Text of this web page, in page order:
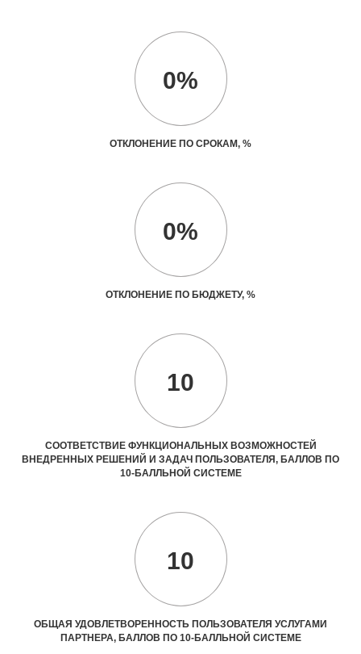
0%
ОТКЛОНЕНИЕ ПО СРОКАМ, %
0%
ОТКЛОНЕНИЕ ПО БЮДЖЕТУ, %
10
СООТВЕТСТВИЕ ФУНКЦИОНАЛЬНЫХ ВОЗМОЖНОСТЕЙ
ВНЕДРЕННЫХ РЕШЕНИЙ И ЗАДАЧ ПОЛЬЗОВАТЕЛЯ, БАЛЛОВ ПО
10-БАЛЛЬНОЙ СИСТЕМЕ
10
ОБЩАЯ УДОВЛЕТВОРЕННОСТЬ ПОЛЬЗОВАТЕЛЯ УСЛУГАМИ
ПАРТНЕРА, БАЛЛОВ ПО 10-БАЛЛЬНОЙ СИСТЕМЕ